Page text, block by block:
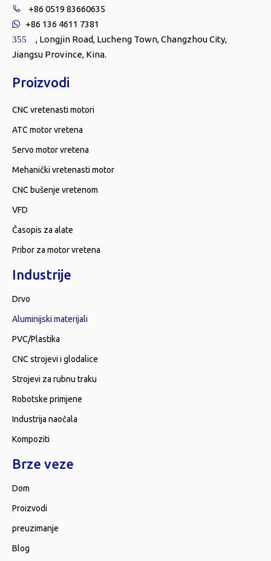
 +86 0519 83660635
 +86 136 4611 7381
355
, Longjin Road, Lucheng Town, Changzhou City,
Jiangsu Province, Kina.
Proizvodi
CNC vretenasti motori
ATC motor vretena
Servo motor vretena
Mehanički vretenasti motor
CNC bušenje vretenom
VFD
Časopis za alate
Pribor za motor vretena
Industrije
Drvo
Aluminijski materijali
PVC/Plastika
CNC strojevi i glodalice
Strojevi za rubnu traku
Robotske primjene
Industrija naočala
Kompoziti
Brze veze
Dom
Proizvodi
preuzimanje
Blog